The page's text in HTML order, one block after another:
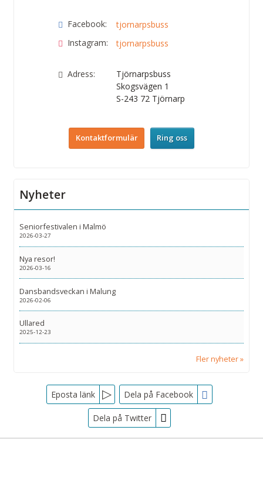
Facebook:
tjornarpsbuss
Instagram:
tjornarpsbuss
Adress:
Tjörnarpsbuss
Skogsvägen 1
S-243 72 Tjörnarp
Kontaktformulär Ring oss
Nyheter
Seniorfestivalen i Malmö
2026-03-27
Nya resor!
2026-03-16
Dansbandsveckan i Malung
2026-02-06
Ullared
2025-12-23
Fler nyheter
FacebookEposta länk Dela på Facebook
Dela på Twitter